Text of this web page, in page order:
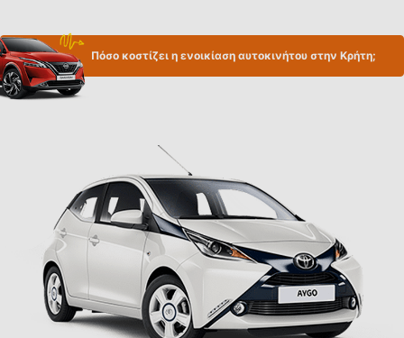
Πόσο κοστίζει η ενοικίαση αυτοκινήτου στην Κρήτη;